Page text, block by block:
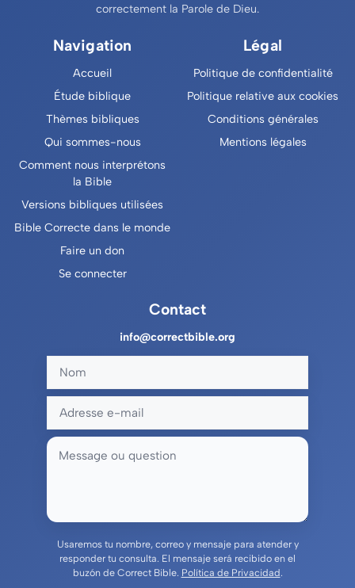
correctement la Parole de Dieu.
Navigation
Accueil
Étude biblique
Thèmes bibliques
Qui sommes-nous
Comment nous interprétons
la Bible
Versions bibliques utilisées
Bible Correcte dans le monde
Faire un don
Se connecter
Légal
Politique de confidentialité
Politique relative aux cookies
Conditions générales
Mentions légales
Contact
info@correctbible.org
Usaremos tu nombre, correo y mensaje para atender y
responder tu consulta. El mensaje será recibido en el
buzón de Correct Bible. Política de Privacidad.